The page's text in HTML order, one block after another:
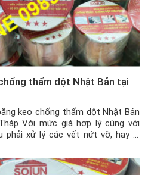
thấm dột Nhật Bản tại
keo chống thấm dột Nhật Bản
Với mức giá hợp lý cùng với
phải xử lý các vết nứt vỡ, hay bị
mưa bão, thì băng […]